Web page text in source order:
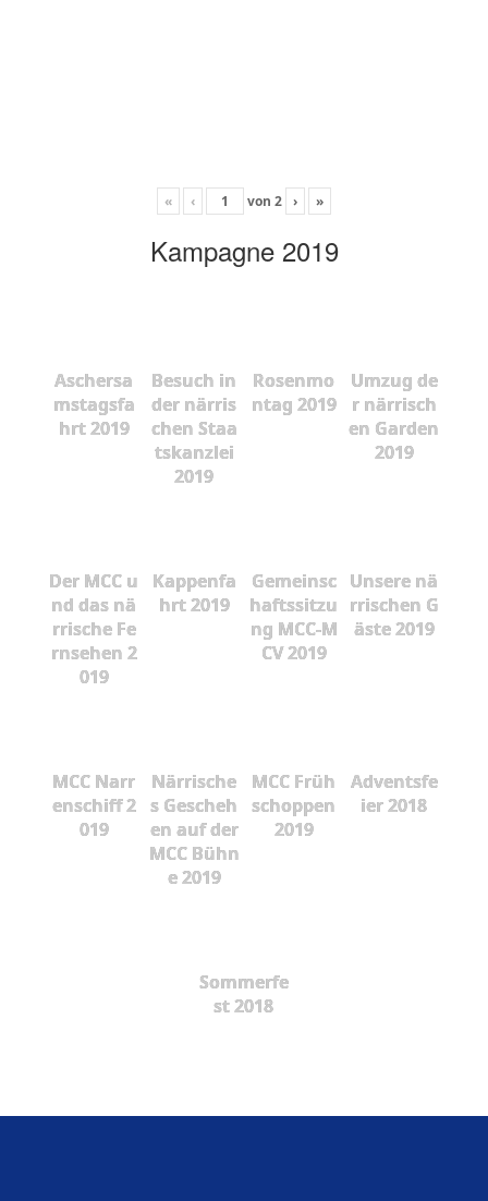
« ‹ von 2 › »
Kampagne 2019
Aschersa
mstagsfa
hrt 2019
Besuch in
der närris
chen Staa
tskanzlei
2019
Rosenmo
ntag 2019
Umzug de
r närrisch
en Garden
2019
Der MCC u
nd das nä
rrische Fe
rnsehen 2
019
Kappenfa
hrt 2019
Gemeinsc
haftssitzu
ng MCC-M
CV 2019
Unsere nä
rrischen G
äste 2019
MCC Narr
enschiff 2
019
Närrische
s Gescheh
en auf der
MCC Bühn
e 2019
MCC Früh
schoppen
2019
Adventsfe
ier 2018
Sommerfe
st 2018